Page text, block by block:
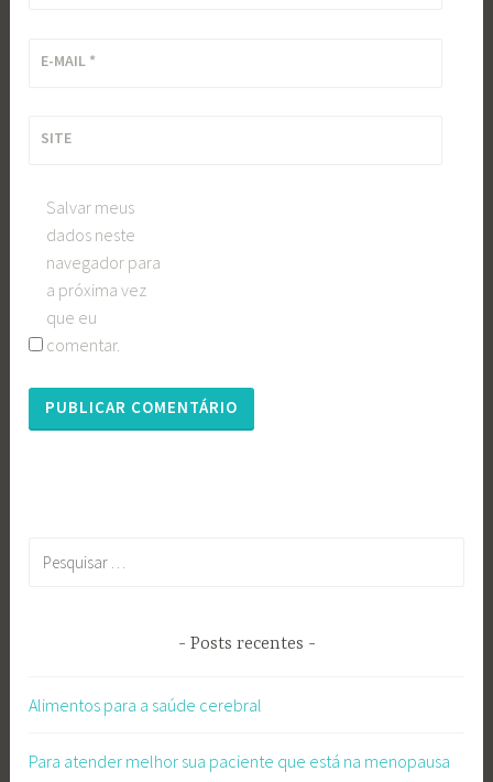
E-MAIL *
SITE
Salvar meus
dados neste
navegador para
a próxima vez
que eu
comentar.
Posts recentes
Alimentos para a saúde cerebral
Para atender melhor sua paciente que está na menopausa